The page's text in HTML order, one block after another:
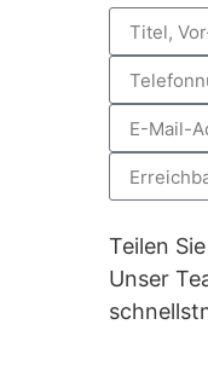
Teilen
Unser